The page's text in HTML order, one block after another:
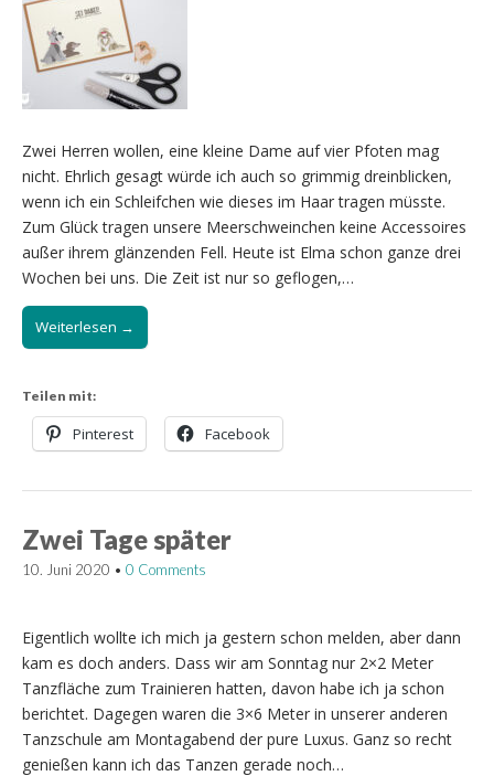
Zwei Herren wollen, eine kleine Dame auf vier Pfoten mag
nicht. Ehrlich gesagt würde ich auch so grimmig dreinblicken,
wenn ich ein Schleifchen wie dieses im Haar tragen müsste.
Zum Glück tragen unsere Meerschweinchen keine Accessoires
außer ihrem glänzenden Fell. Heute ist Elma schon ganze drei
Wochen bei uns. Die Zeit ist nur so geflogen,…
Weiterlesen →
Teilen mit:
Pinterest Facebook
Zwei Tage später
10. Juni 2020 • 0 Comments
Eigentlich wollte ich mich ja gestern schon melden, aber dann
kam es doch anders. Dass wir am Sonntag nur 2×2 Meter
Tanzfläche zum Trainieren hatten, davon habe ich ja schon
berichtet. Dagegen waren die 3×6 Meter in unserer anderen
Tanzschule am Montagabend der pure Luxus. Ganz so recht
genießen kann ich das Tanzen gerade noch…